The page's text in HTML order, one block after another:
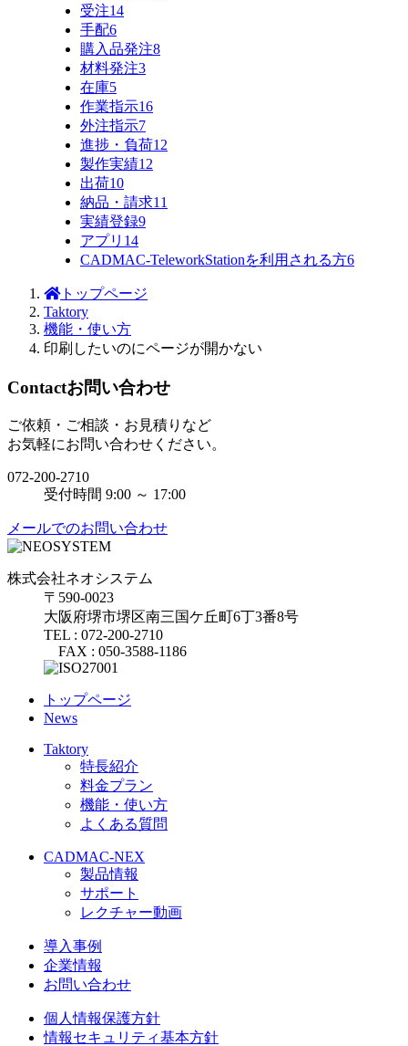
受注14
手配6
購入品発注8
材料発注3
在庫5
作業指示16
外注指示7
進捗・負荷12
製作実績12
出荷10
納品・請求11
実績登録9
アプリ 14
CADMAC-TeleworkStationを利用される方6
トップページ
Taktory
機能・使い方
印刷したいのにページが開かない
Contactお問い合わせ
ご依頼・ご相談・お見積りなど
お気軽にお問い合わせください。
072-200-2710
受付時間 9:00 ～ 17:00
メールでのお問い合わせ
株式会社ネオシステム
〒590-0023
大阪府堺市堺区南三国ケ丘町6丁3番8号
TEL : 072-200-2710
FAX : 050-3588-1186
トップページ
News
Taktory
特長紹介
料金プラン
機能・使い方
よくある質問
CADMAC-NEX
製品情報
サポート
レクチャー動画
導入事例
企業情報
お問い合わせ
個人情報保護方針
情報セキュリティ基本方針